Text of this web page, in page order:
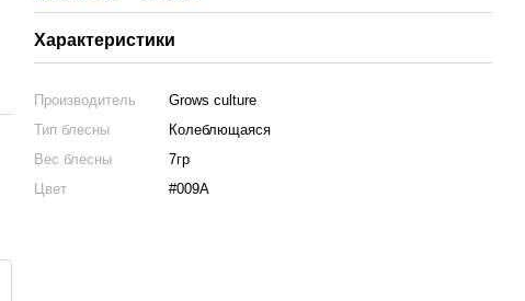
Характеристики
Производитель
Grows culture
Тип блесны
Колеблющаяся
Вес блесны
7гр
Цвет
#009A